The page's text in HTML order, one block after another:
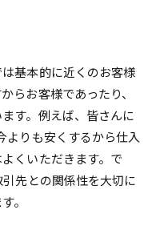
基本的に近くのお客様
らお客様であったり、
す。例えば、皆さんに
よりも安くするから仕入
くいただきます。で
先との関係性を大切に
。